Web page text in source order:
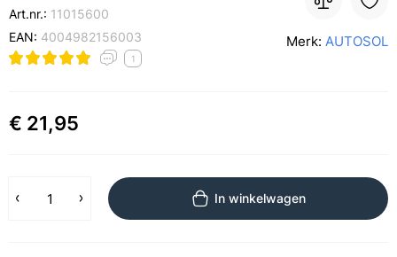
Art.nr.: 11015600
EAN: 4004982156003
1
Merk: AUTOSOL
€ 21,95
In winkelwagen